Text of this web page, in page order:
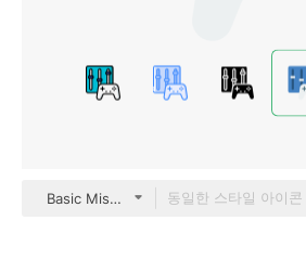
Basic Miscellany Flat